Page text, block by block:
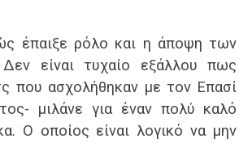
έπαιξε ρόλο και η άποψη των
είναι τυχαίο εξάλλου πως
που ασχολήθηκαν με τον Επασί
μιλάνε για έναν πολύ καλό
Ο οποίος είναι λογικό να μην